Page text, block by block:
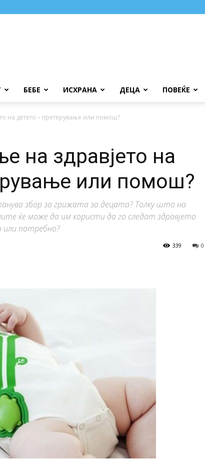
БЕБЕ ИСХРАНА ДЕЦА ПОВЕЌЕ
на детето – претерување или помош?
на здравјето на
или помош?
збор за грижата за децата? Толку што на
ќе може да им користи да го следат здравјето
потребно?
0
339